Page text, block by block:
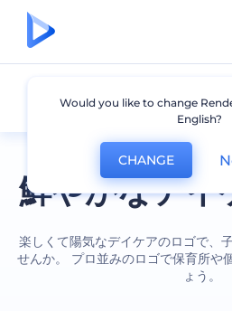
鮮やかなデイ
楽しくて陽気なデイケアのロゴで、
せんか。 プロ並みのロゴで保育所や
ょう。
デイケア
Would you like to change
English?
CHANGE